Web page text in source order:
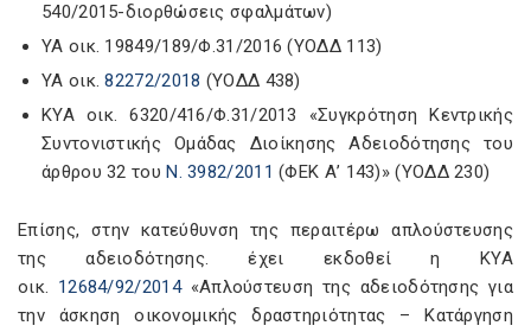
540/2015-διορθώσεις σφαλμάτων)
ΥΑ οικ. 19849/189/Φ.31/2016 (ΥΟΔΔ 113)
ΥΑ οικ.82272/2018 (ΥΟΔΔ 438)
ΚΥΑ οικ. 6320/416/Φ.31/2013 «Συγκρότηση Κεντρικής
Συντονιστικής Ομάδας Διοίκησης Αδειοδότησης του
άρθρου 32 τουΝ. 3982/2011 (ΦΕΚ Α’ 143)» (ΥΟΔΔ 230)
Επίσης, στην κατεύθυνση της περαιτέρω απλούστευσης
της αδειοδότησης. έχει εκδοθεί η ΚΥΑ
οικ. 12684/92/2014 «Απλούστευση της αδειοδότησης για
την άσκηση οικονομικής δραστηριότητας – Κατάργηση